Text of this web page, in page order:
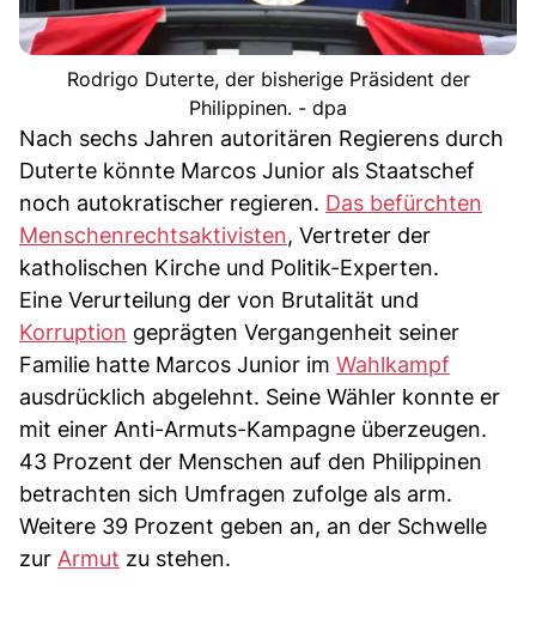
Rodrigo Duterte, der bisherige Präsident der
Philippinen. - dpa
Nach sechs Jahren autoritären Regierens durch
Duterte könnte Marcos Junior als Staatschef
noch autokratischer regieren. Das befürchten
Menschenrechtsaktivisten, Vertreter der
katholischen Kirche und Politik-Experten.
Eine Verurteilung der von Brutalität und
Korruption geprägten Vergangenheit seiner
Familie hatte Marcos Junior im Wahlkampf
ausdrücklich abgelehnt. Seine Wähler konnte er
mit einer Anti-Armuts-Kampagne überzeugen.
43 Prozent der Menschen auf den Philippinen
betrachten sich Umfragen zufolge als arm.
Weitere 39 Prozent geben an, an der Schwelle
zur Armut zu stehen.